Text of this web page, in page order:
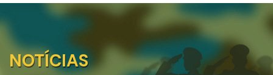
NOTÍCIAS